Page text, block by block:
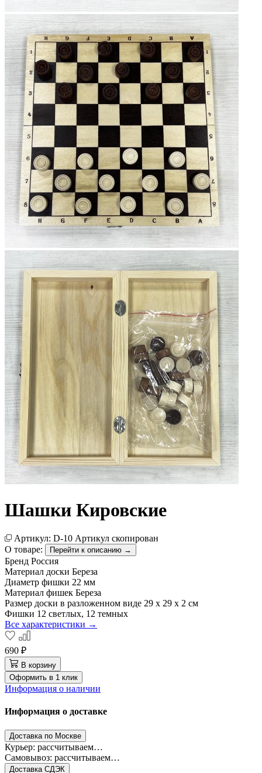
Шашки Кировские
Артикул: D-10 Артикул скопирован
О товаре:
Перейти к описанию →
Бренд Россия
Материал доски Береза
Диаметр фишки 22 мм
Материал фишек Береза
Размер доски в разложенном виде 29 х 29 х 2 см
Фишки 12 светлых, 12 темных
Все характеристики →
690 ₽
В корзину
Оформить в 1 клик
Информация о наличии
Информация о доставке
Доставка по Москве
Курьер: рассчитываем…
Самовывоз: рассчитываем…
Доставка СДЭК